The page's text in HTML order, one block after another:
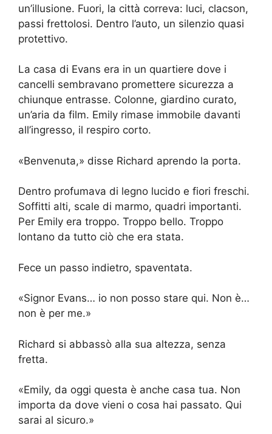
un’illusione. Fuori, la città correva: luci, clacson,
passi frettolosi. Dentro l’auto, un silenzio quasi
protettivo.
La casa di Evans era in un quartiere dove i
cancelli sembravano promettere sicurezza a
chiunque entrasse. Colonne, giardino curato,
un’aria da film. Emily rimase immobile davanti
all’ingresso, il respiro corto.
«Benvenuta,» disse Richard aprendo la porta.
Dentro profumava di legno lucido e fiori freschi.
Soffitti alti, scale di marmo, quadri importanti.
Per Emily era troppo. Troppo bello. Troppo
lontano da tutto ciò che era stata.
Fece un passo indietro, spaventata.
«Signor Evans… io non posso stare qui. Non è…
non è per me.»
Richard si abbassò alla sua altezza, senza
fretta.
«Emily, da oggi questa è anche casa tua. Non
importa da dove vieni o cosa hai passato. Qui
sarai al sicuro.»